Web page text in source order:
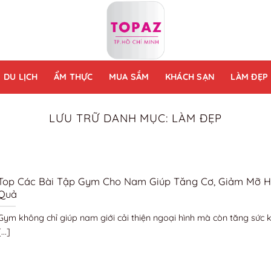
DU LỊCH ẨM THỰC MUA SẮM KHÁCH SẠN LÀM ĐẸP
LƯU TRỮ DANH MỤC: LÀM ĐẸP
Các Bài Tập Gym Cho Nam Giúp Tăng Cơ, Giảm Mỡ
không chỉ giúp nam giới cải thiện ngoại hình mà còn tăng sức